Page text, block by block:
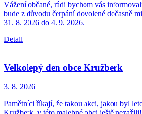
Vážení občané, rádi bychom vás
bude z důvodu čerpání dovolené dočasně
31. 8. 2026 do 4. 9. 2026.
Detail
Velkolepý den obce Kružberk
3. 8. 2026
Pamětníci říkají, že takou akci, jakou byl
Kružberk, v této malebné obci ještě nezažili!